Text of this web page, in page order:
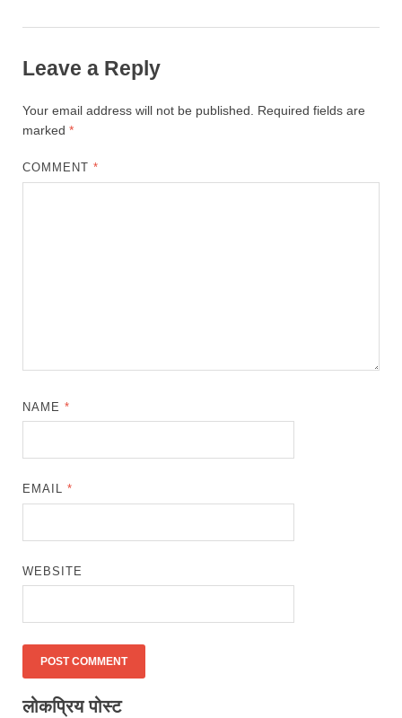
Leave a Reply
Your email address will not be published.
Required fields are
marked *
COMMENT*
NAME*
EMAIL*
WEBSITE
लोकप्रिय पोस्ट